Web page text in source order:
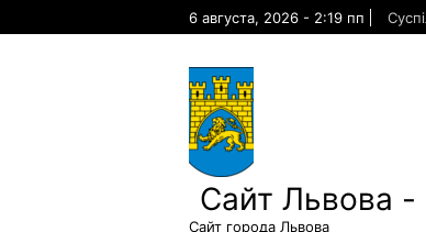
6 августа, 2026 - 2:19 пп
Сайт Львова -
Сайт города Львова